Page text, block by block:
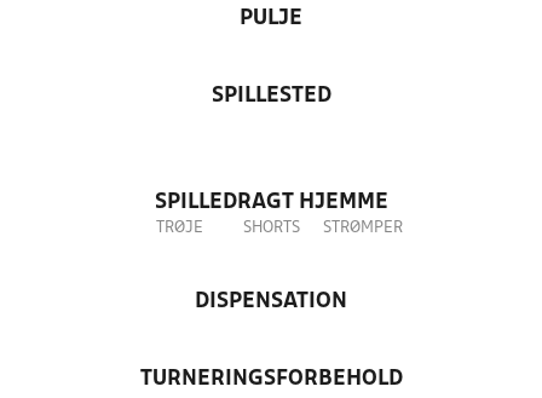
PULJE
SPILLESTED
SPILLEDRAGT HJEMME
TRØJE SHORTS STRØMPER
DISPENSATION
TURNERINGSFORBEHOLD